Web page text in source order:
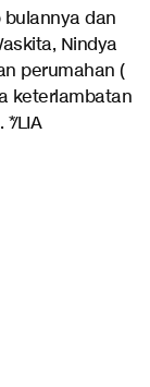
dan
Nindya
perumahan (
keterlambatan
LIA